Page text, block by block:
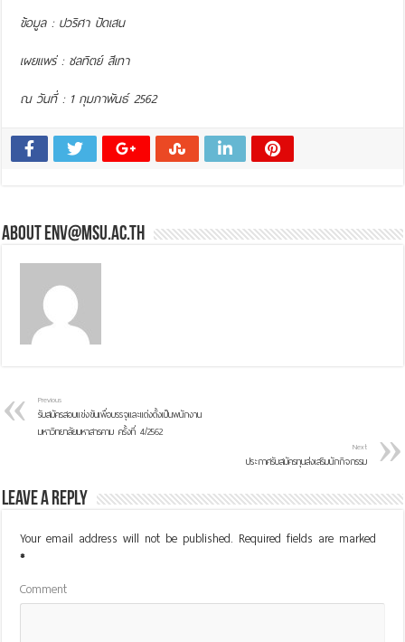
ข้อมูล : ปวริศา ปัดเสน
เผยแพร่ : ชลทิตย์ สีเทา
ณ วันที่ : 1 กุมภาพันธ์ 2562
About env@msu.ac.th
Previous
รับสมัครสอบแข่งขันเพื่อบรรจุและแต่งตั้งเป็นพนักงาน
มหาวิทยาลัยมหาสารคาม ครั้งที่ 4/2562
Next
ประกาศรับสมัครทุนส่งเสริมนักกิจกรรม
Leave a Reply
Your email address will not be published. Required fields are marked
*
Comment